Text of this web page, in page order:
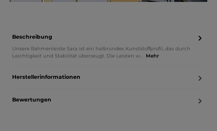
Beschreibung
Unsere Rahmenleiste Sara ist ein halbrundes Kunststoffprofil, das durch
Leichtigkeit und Stabilität überzeugt. Die Leisten w… Mehr
Herstellerinformationen
Bewertungen